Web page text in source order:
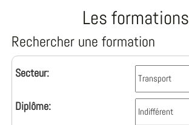
Les formations
Rechercher une formation
Secteur:
Diplôme: